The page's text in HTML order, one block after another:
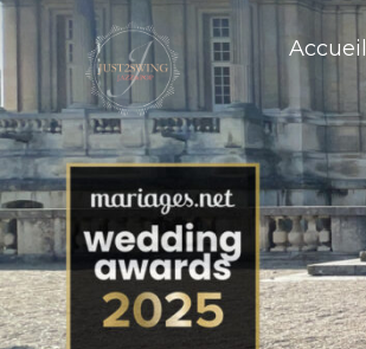
Accueil